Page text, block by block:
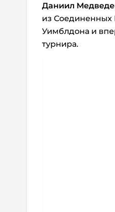
Даниил
из Соединенных
Уимблдона и
турнира.